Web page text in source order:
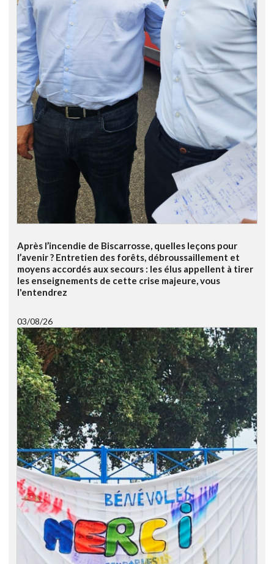
Après l’incendie de Biscarrosse, quelles leçons pour
l’avenir ? Entretien des forêts, débroussaillement et
moyens accordés aux secours : les élus appellent à tirer
les enseignements de cette crise majeure, vous
l'entendrez
03/08/26